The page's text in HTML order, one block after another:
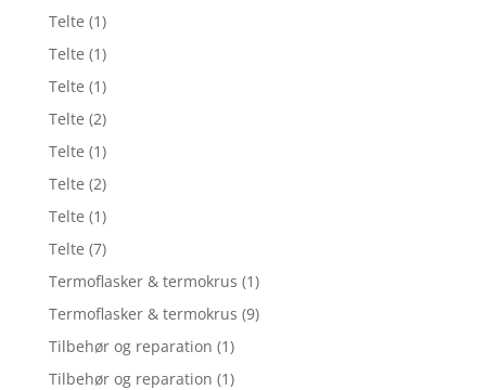
Telte (1)
Telte (1)
Telte (1)
Telte (2)
Telte (1)
Telte (2)
Telte (1)
Telte (7)
Termoflasker & termokrus (1)
Termoflasker & termokrus (9)
Tilbehør og reparation (1)
Tilbehør og reparation (1)